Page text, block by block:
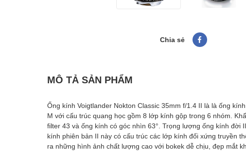
Chia sẻ
MÔ TẢ SẢN PHẨM
Ống kính Voigtlander Nokton Classic 35mm f/1.4 II là là ống
M với cấu trúc quang học gồm 8 lớp kính gộp trong 6 nhóm.
filter 43 và ống kính có góc nhìn 63°. Trọng lượng ống kính đời
kính phiên bản II này có cấu trúc các lớp kính đối xứng truyền
ra những hình ảnh chất lượng cao với bokek dễ chịu, đẹp mắt